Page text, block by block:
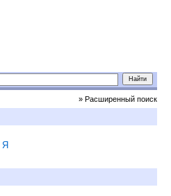
» Расширенный поиск
Я